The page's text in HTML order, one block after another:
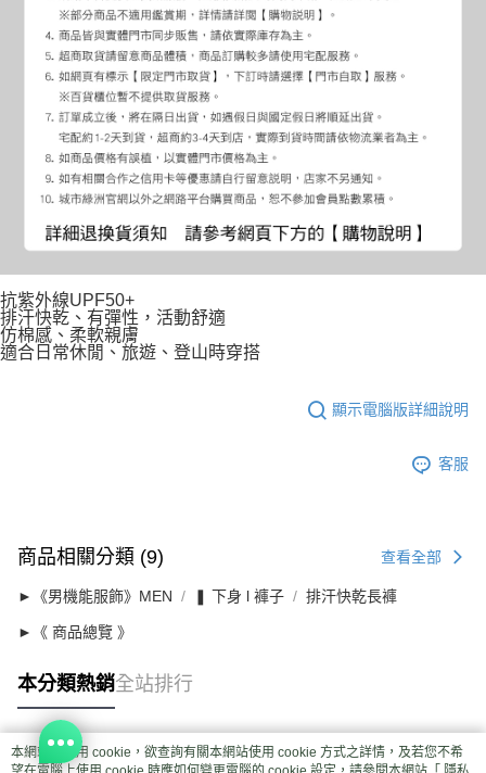
抗紫外線UPF50+
排汗快乾、有彈性，活動舒適
仿棉感、柔軟親膚
適合日常休閒、旅遊、登山時穿搭
顯示電腦版詳細說明
客服
商品相關分類 (9) 查看全部
►《男機能服飾》MEN ❚ 下身 l 褲子 排汗快乾長褲
►《 商品總覽 》
本分類熱銷全站排行
熱門標籤
本網站中使用 cookie，欲查詢有關本網站使用 cookie 方式之詳情，及若您不希